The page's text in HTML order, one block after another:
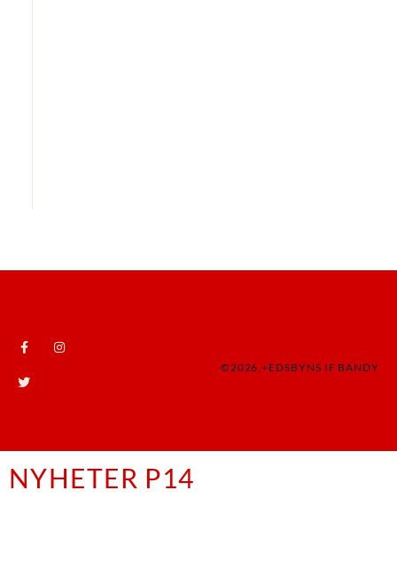
©2026,+EDSBYNS IF BANDY
NYHETER P14